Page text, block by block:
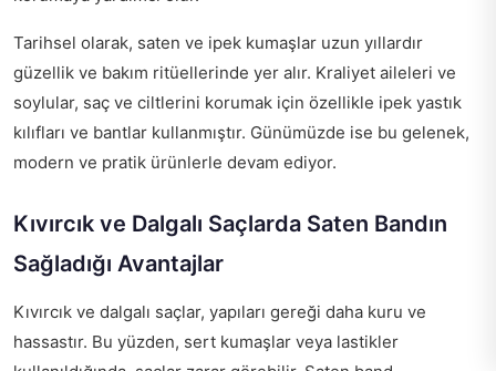
Tarihsel olarak, saten ve ipek kumaşlar uzun yıllardır
güzellik ve bakım ritüellerinde yer alır. Kraliyet aileleri ve
soylular, saç ve ciltlerini korumak için özellikle ipek yastık
kılıfları ve bantlar kullanmıştır. Günümüzde ise bu gelenek,
modern ve pratik ürünlerle devam ediyor.
Kıvırcık ve Dalgalı Saçlarda Saten Bandın
Sağladığı Avantajlar
Kıvırcık ve dalgalı saçlar, yapıları gereği daha kuru ve
hassastır. Bu yüzden, sert kumaşlar veya lastikler